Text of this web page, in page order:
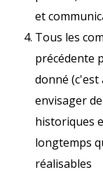
et
Tous les
précédente
donné (c'est
envisager
historiques
longtemps
réalisables